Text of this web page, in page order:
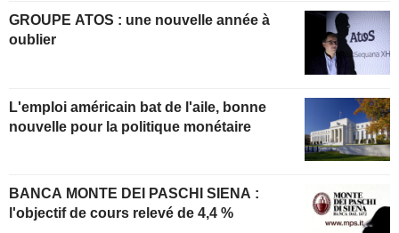
GROUPE ATOS : une nouvelle année à
oublier
L'emploi américain bat de l'aile, bonne
nouvelle pour la politique monétaire
BANCA MONTE DEI PASCHI SIENA :
l'objectif de cours relevé de 4,4 %